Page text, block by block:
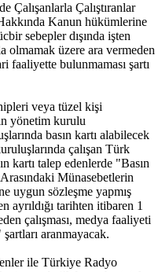
Çalışanlarla Çalıştıranlar
Kanun hükümlerine
sebepler dışında işten
olmamak üzere ara vermeden
faaliyette bulunmaması şartı
veya tüzel kişi
yönetim kurulu
basın kartı alabilecek
çalışan Türk
kartı talep edenlerde "Basın
Münasebetlerin
uygun sözleşme yapmış
ayrıldığı tarihten itibaren 1
çalışması, medya faaliyeti
aranmayacak.
ile Türkiye Radyo